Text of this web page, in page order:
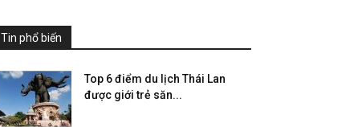
Tin phổ biến
Top 6 điểm du lịch Thái Lan
được giới trẻ săn...